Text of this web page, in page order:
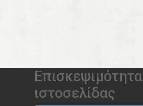
Επισκεψιμότητα
ιστοσελίδας